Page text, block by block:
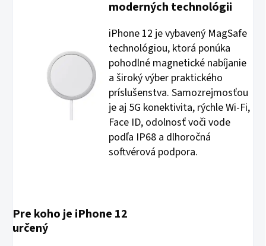
moderných technológii
iPhone 12 je vybavený MagSafe
technológiou, ktorá ponúka
pohodlné magnetické nabíjanie
a široký výber praktického
príslušenstva. Samozrejmosťou
je aj 5G konektivita, rýchle Wi-Fi,
Face ID, odolnosť voči vode
podľa IP68 a dlhoročná
softvérová podpora.
Pre koho je iPhone 12
určený